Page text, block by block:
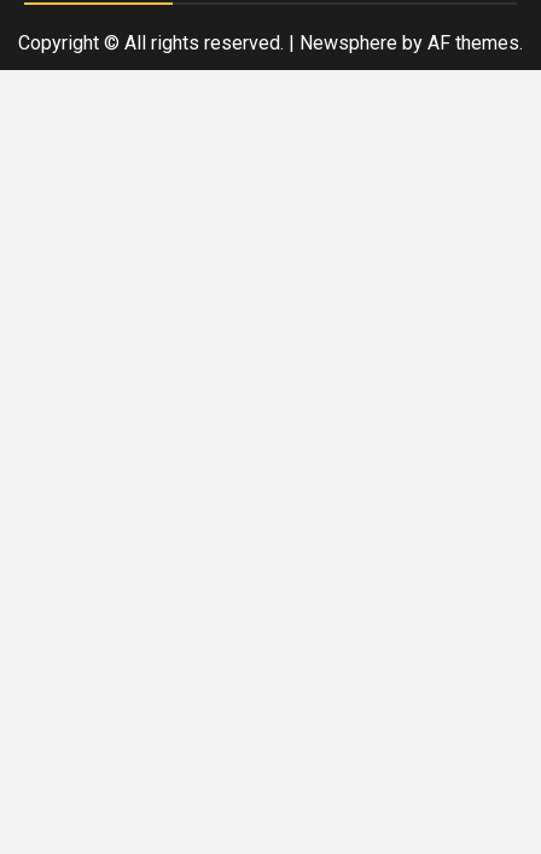
Copyright © All rights reserved. Newsphere by AF themes.